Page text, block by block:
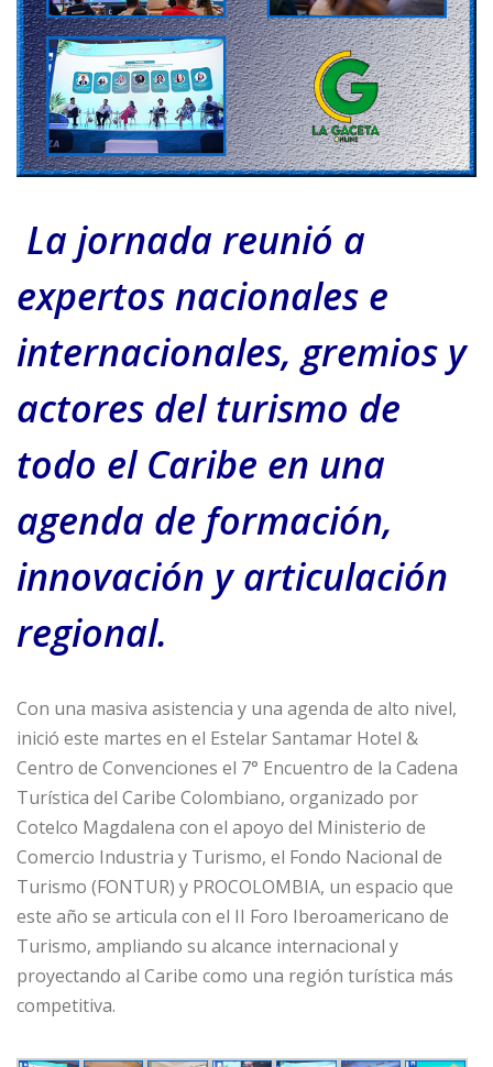
La jornada reunió a
expertos nacionales e
internacionales, gremios y
actores del turismo de
todo el Caribe en una
agenda de formación,
innovación y articulación
regional.
Con una masiva asistencia y una agenda de alto nivel,
inició este martes en el Estelar Santamar Hotel &
Centro de Convenciones el 7° Encuentro de la Cadena
Turística del Caribe Colombiano, organizado por
Cotelco Magdalena con el apoyo del Ministerio de
Comercio Industria y Turismo, el Fondo Nacional de
Turismo (FONTUR) y PROCOLOMBIA, un espacio que
este año se articula con el II Foro Iberoamericano de
Turismo, ampliando su alcance internacional y
proyectando al Caribe como una región turística más
competitiva.